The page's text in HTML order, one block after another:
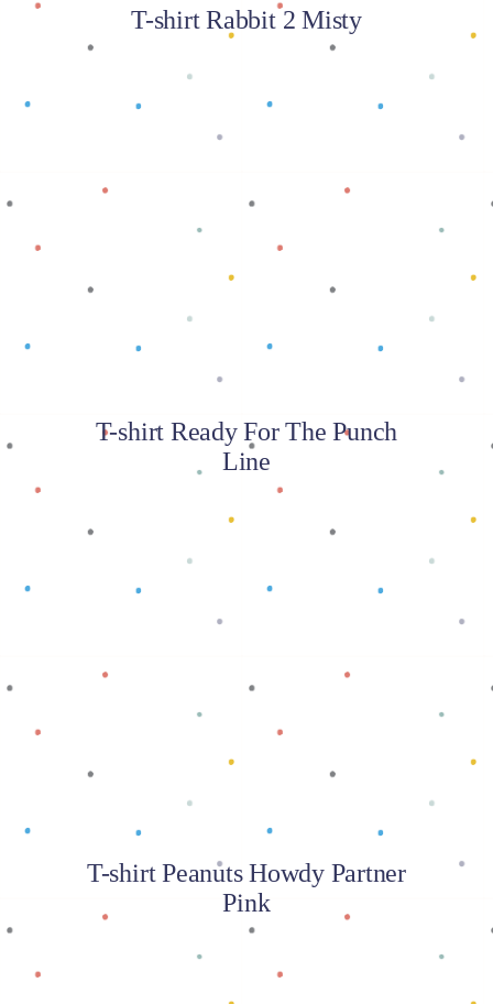
T-shirt Rabbit 2 Misty
Baca selengkapnya
T-shirt Ready For The Punch
Line
T-shirt Peanuts Howdy Partner
Pink